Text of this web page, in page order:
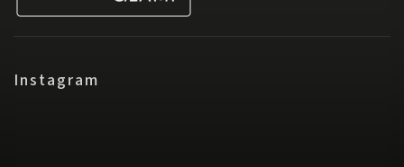
Instagram